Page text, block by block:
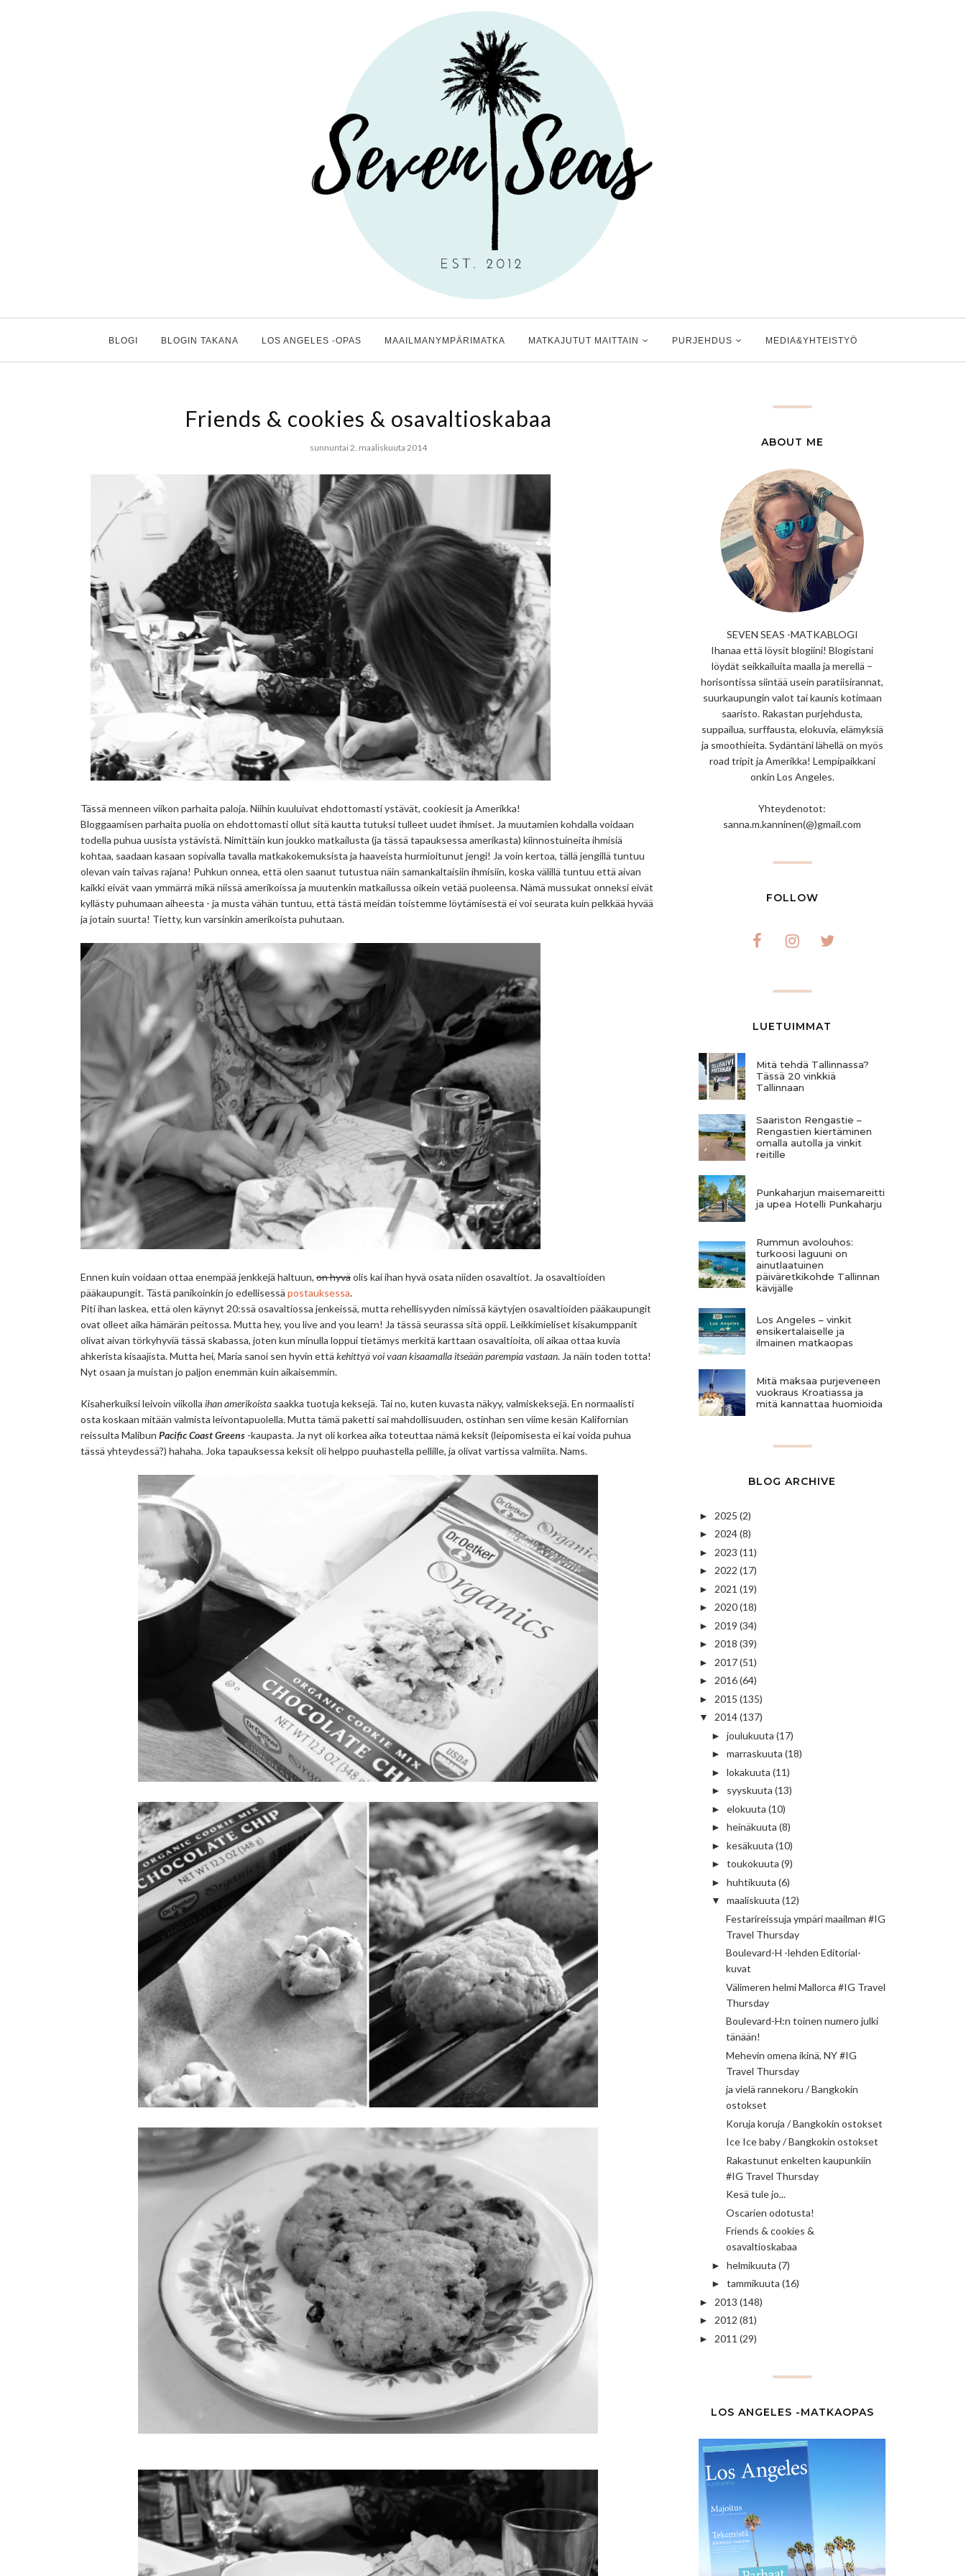
BLOGI BLOGIN TAKANA LOS ANGELES -OPAS MAAILMANYMPÄRIMATKA MATKAJUTUT MAITTAIN PURJEHDUS MEDIA&YHTEISTYÖ
Friends & cookies & osavaltioskabaa
sunnuntai 2. maaliskuuta 2014
Tässä menneen viikon parhaita paloja. Niihin kuuluivat ehdottomasti ystävät, cookiesit ja Amerikka!
Bloggaamisen parhaita puolia on ehdottomasti ollut sitä kautta tutuksi tulleet uudet ihmiset. Ja muutamien kohdalla voidaan
todella puhua uusista ystävistä. Nimittäin kun joukko matkailusta (ja tässä tapauksessa amerikasta) kiinnostuineita ihmisiä
kohtaa, saadaan kasaan sopivalla tavalla matkakokemuksista ja haaveista hurmioitunut jengi! Ja voin kertoa, tällä jengillä tuntuu
olevan vain taivas rajana! Puhkun onnea, että olen saanut tutustua näin samankaltaisiin ihmisiin, koska välillä tuntuu että aivan
kaikki eivät vaan ymmärrä mikä niissä amerikoissa ja muutenkin matkailussa oikein vetää puoleensa. Nämä mussukat onneksi eivät
kyllästy puhumaan aiheesta - ja musta vähän tuntuu, että tästä meidän toistemme löytämisestä ei voi seurata kuin pelkkää hyvää
ja jotain suurta! Tietty, kun varsinkin amerikoista puhutaan.
Ennen kuin voidaan ottaa enempää jenkkejä haltuun, on hyväolis kai ihan hyvä osata niiden osavaltiot. Ja osavaltioiden
pääkaupungit. Tästä panikoinkin jo edellisessä postauksessa.
Piti ihan laskea, että olen käynyt 20:ssä osavaltiossa jenkeissä, mutta rehellisyyden nimissä käytyjen osavaltioiden pääkaupungit
ovat olleet aika hämärän peitossa. Mutta hey, you live and you learn! Ja tässä seurassa sitä oppii. Leikkimieliset kisakumppanit
olivat aivan törkyhyviä tässä skabassa, joten kun minulla loppui tietämys merkitä karttaan osavaltioita, oli aikaa ottaa kuvia
ahkerista kisaajista. Mutta hei, Maria sanoi sen hyvin että kehittyä voi vaan kisaamalla itseään parempia vastaan. Ja näin toden totta!
Nyt osaan ja muistan jo paljon enemmän kuin aikaisemmin.
Kisaherkuiksi leivoin viikolla ihan amerikoista saakka tuotuja keksejä. Tai no, kuten kuvasta näkyy, valmiskeksejä. En normaalisti
osta koskaan mitään valmista leivontapuolella. Mutta tämä paketti sai mahdollisuuden, ostinhan sen viime kesän Kalifornian
reissulta Malibun Pacific CoastGreens -kaupasta. Ja nyt oli korkea aika toteuttaa nämä keksit (leipomisesta ei kai voida puhua
tässä yhteydessä?) hahaha. Joka tapauksessa keksit oli helppo puuhastella pellille, ja olivat vartissa valmiita. Nams.
ABOUT ME
SEVEN SEAS -MATKABLOGI
Ihanaa että löysit blogiini! Blogistani
löydät seikkailuita maalla ja merellä –
horisontissa siintää usein paratiisirannat,
suurkaupungin valot tai kaunis kotimaan
saaristo. Rakastan purjehdusta,
suppailua, surffausta, elokuvia, elämyksiä
ja smoothieita. Sydäntäni lähellä on myös
road tripit ja Amerikka! Lempipaikkani
onkin Los Angeles.
Yhteydenotot:
sanna.m.kanninen(@)gmail.com
FOLLOW
LUETUIMMAT
Mitä tehdä Tallinnassa?
Tässä 20 vinkkiä
Tallinnaan
Saariston Rengastie –
Rengastien kiertäminen
omalla autolla ja vinkit
reitille
Punkaharjun maisemareitti
ja upea Hotelli Punkaharju
Rummun avolouhos:
turkoosi laguuni on
ainutlaatuinen
päiväretkikohde Tallinnan
kävijälle
Los Angeles – vinkit
ensikertalaiselle ja
ilmainen matkaopas
Mitä maksaa purjeveneen
vuokraus Kroatiassa ja
mitä kannattaa huomioida
BLOG ARCHIVE
► 2025 (2)
► 2024(8)
► 2023 (11)
► 2022 (17)
► 2021 (19)
► 2020(18)
► 2019 (34)
► 2018 (39)
► 2017(51)
► 2016(64)
► 2015 (135)
▼ 2014(137)
► joulukuuta (17)
► marraskuuta (18)
► lokakuuta (11)
► syyskuuta (13)
► elokuuta (10)
► heinäkuuta (8)
► kesäkuuta (10)
► toukokuuta (9)
► huhtikuuta (6)
▼ maaliskuuta (12)
Festarireissuja ympäri maailman #IG
Travel Thursday
Boulevard-H -lehden Editorial-
kuvat
Välimeren helmi Mallorca #IG Travel
Thursday
Boulevard-H:n toinen numero julki
tänään!
Mehevin omena ikinä, NY #IG
Travel Thursday
ja vielä rannekoru / Bangkokin
ostokset
Koruja koruja / Bangkokin ostokset
Ice Ice baby / Bangkokin ostokset
Rakastunut enkelten kaupunkiin
#IG Travel Thursday
Kesä tule jo...
Oscarien odotusta!
Friends & cookies &
osavaltioskabaa
► helmikuuta (7)
► tammikuuta (16)
► 2013 (148)
► 2012 (81)
► 2011 (29)
LOS ANGELES -MATKAOPAS